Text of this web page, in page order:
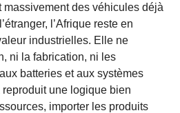
massivement des véhicules déjà
l’Afrique reste en
industrielles. Elle ne
ni la fabrication, ni les
batteries et aux systèmes
une logique bien
importer les produits